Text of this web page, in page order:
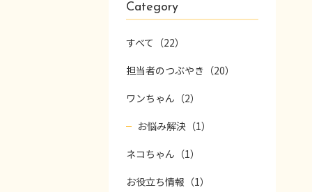
Category
すべて（22）
担当者のつぶやき（20）
ワンちゃん（2）
お悩み解決（1）
ネコちゃん（1）
お役立ち情報（1）